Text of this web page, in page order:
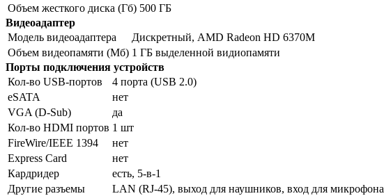
Объем жесткого диска (Гб) 500 ГБ
Видеоадаптер
Модель видеоадаптера
Дискретный, AMD Radeon HD 6370M
Объем видеопамяти (Мб) 1 ГБ выделенной видиопамяти
Порты подключения устройств
Кол-во USB-портов
4 порта (USB 2.0)
eSATA
нет
VGA (D-Sub)
да
Кол-во HDMI портов 1 шт
FireWire/IEEE 1394
нет
Express Card
нет
Кардридер
есть, 5-в-1
Другие разъемы
LAN (RJ-45), выход для наушников, вход для микрофона